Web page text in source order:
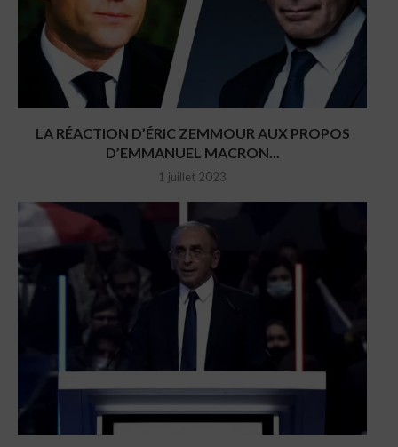
LA RÉACTION D’ÉRIC ZEMMOUR AUX PROPOS
D’EMMANUEL MACRON...
1 juillet 2023